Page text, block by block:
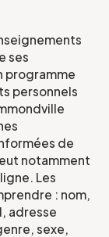
ses
programme
personnels
de
notamment
Les
: nom,
adresse
sexe,